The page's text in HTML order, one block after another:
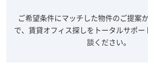
ご希望条件にマッチした物件のご提案
で、賃貸オフィス探しをトータルサポー
談ください。